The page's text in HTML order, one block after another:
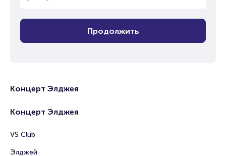
Продолжить
Концерт Элджея
Концерт Элджея
VS Club
Элджей